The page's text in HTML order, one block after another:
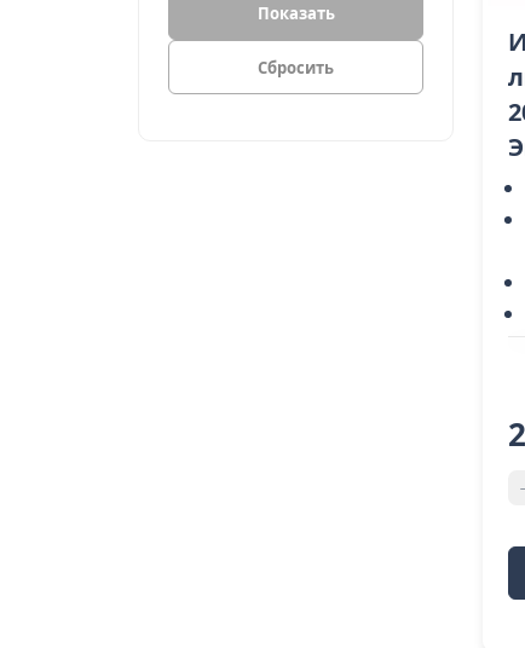
Показать